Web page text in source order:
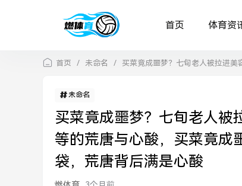
首页 体育资
首页 / 未命名 / 买菜竟成噩梦？七旬老人被拉进
未命名
买菜竟成噩梦？七旬老人被
等的荒唐与心酸，买菜竟成
袋，荒唐背后满是心酸